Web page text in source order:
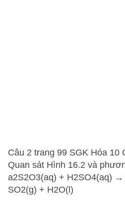
Câu 2 trang 99 SGK Hóa 10
Quan sát Hình 16.2 và
a2S2O3(aq) + H2SO4(aq)
SO2(g) + H2O(l)